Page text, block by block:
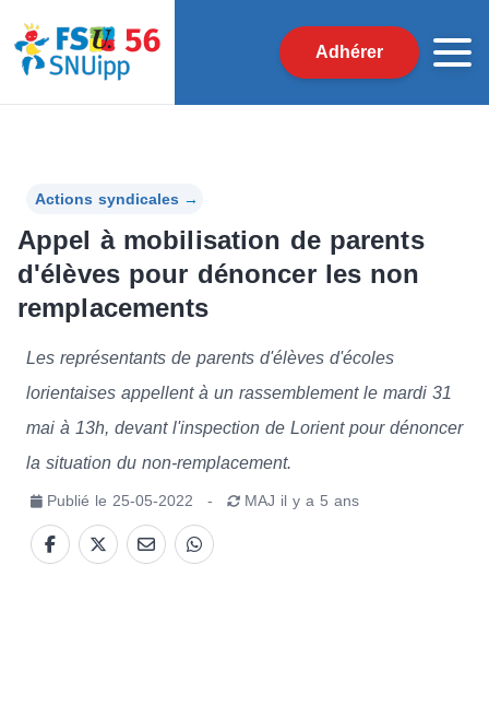
Adhérer
Actions syndicales →
Appel à mobilisation de parents
d'élèves pour dénoncer les non
remplacements
Les représentants de parents d'élèves d'écoles
lorientaises appellent à un rassemblement le mardi 31
mai à 13h, devant l'inspection de Lorient pour dénoncer
la situation du non-remplacement.
Publié le 25-05-2022 - MAJ il y a 5 ans